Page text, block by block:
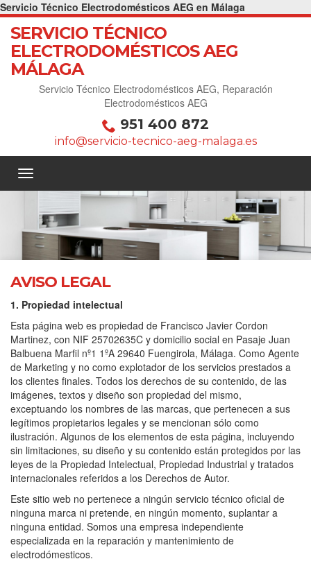
Servicio Técnico Electrodomésticos AEG en Málaga
SERVICIO TÉCNICO
ELECTRODOMÉSTICOS AEG
MÁLAGA
Servicio Técnico Electrodomésticos AEG, Reparación
Electrodomésticos AEG
951 400 872
info@servicio-tecnico-aeg-malaga.es
AVISO LEGAL
1. Propiedad intelectual
Esta página web es propiedad de Francisco Javier Cordon
Martinez, con NIF 25702635C y domicilio social en Pasaje Juan
Balbuena Marfil nº1 1ºA 29640 Fuengirola, Málaga. Como Agente
de Marketing y no como explotador de los servicios prestados a
los clientes finales. Todos los derechos de su contenido, de las
imágenes, textos y diseño son propiedad del mismo,
exceptuando los nombres de las marcas, que pertenecen a sus
legítimos propietarios legales y se mencionan sólo como
ilustración. Algunos de los elementos de esta página, incluyendo
sin limitaciones, su diseño y su contenido están protegidos por las
leyes de la Propiedad Intelectual, Propiedad Industrial y tratados
internacionales referidos a los Derechos de Autor.
Este sitio web no pertenece a ningún servicio técnico oficial de
ninguna marca ni pretende, en ningún momento, suplantar a
ninguna entidad. Somos una empresa independiente
especializada en la reparación y mantenimiento de
electrodómesticos.